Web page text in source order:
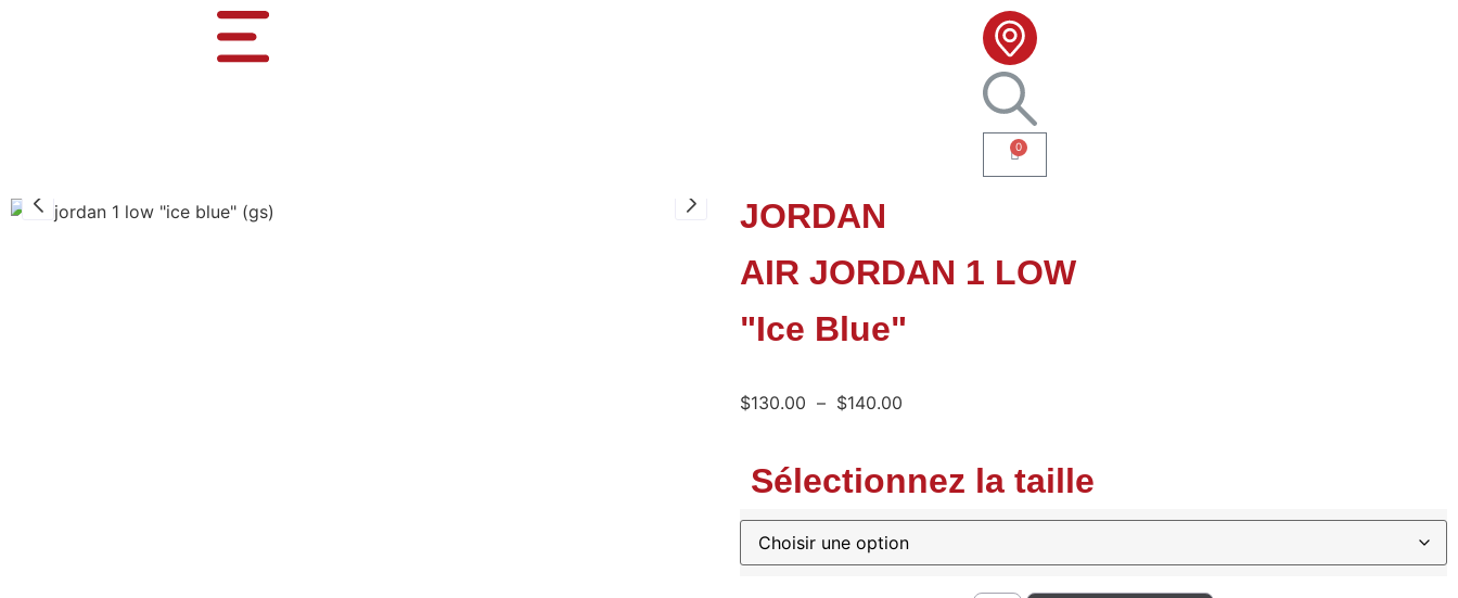
0
JORDAN
AIR JORDAN 1 LOW
"Ice Blue"
$130.00 – $140.00
Sélectionnez la taille